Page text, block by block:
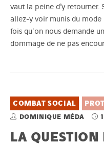
vaut la peine d’y retourner.
allez-y voir munis du
fois qu'on nous demande
dommage de ne pas
COMBAT SOCIAL
DOMINIQUE MÉDA
LA QUESTION